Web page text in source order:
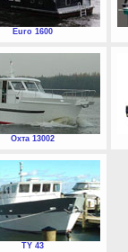
Euro 1600
Охта 13002
TY 43